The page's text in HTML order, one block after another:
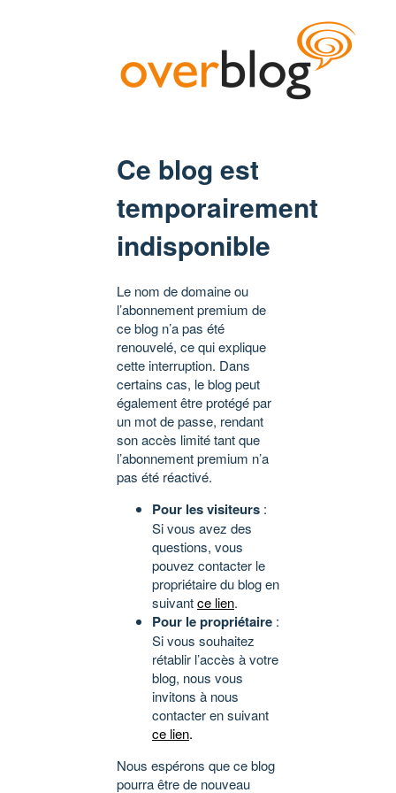
Ce blog est
temporairement
indisponible
Le nom de domaine ou
l’abonnement premium de
ce blog n’a pas été
renouvelé, ce qui explique
cette interruption. Dans
certains cas, le blog peut
également être protégé par
un mot de passe, rendant
son accès limité tant que
l’abonnement premium n’a
pas été réactivé.
Pour les visiteurs :
Si vous avez des
questions, vous
pouvez contacter le
propriétaire du blog en
suivantce lien.
Pour le propriétaire :
Si vous souhaitez
rétablir l’accès à votre
blog, nous vous
invitons à nous
contacter en suivant
ce lien.
Nous espérons que ce blog
pourra être de nouveau